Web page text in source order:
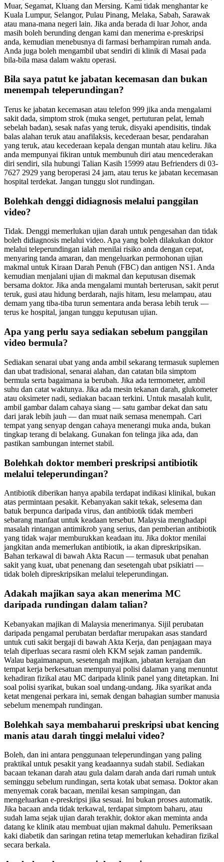
Muar, Segamat, Kluang dan Mersing. Kami tidak menghantar ke
Kuala Lumpur, Selangor, Pulau Pinang, Melaka, Sabah, Sarawak
atau mana-mana negeri lain. Jika anda berada di luar Johor, anda
masih boleh berunding dengan kami dan menerima e-preskripsi
anda, kemudian menebusnya di farmasi berhampiran rumah anda.
Anda juga boleh mengambil ubat sendiri di klinik di Masai pada
bila-bila masa dalam waktu operasi.
Bila saya patut ke jabatan kecemasan dan bukan
menempah teleperundingan?
Terus ke jabatan kecemasan atau telefon 999 jika anda mengalami
sakit dada, simptom strok (muka senget, pertuturan pelat, lemah
sebelah badan), sesak nafas yang teruk, disyaki apendisitis, tindak
balas alahan teruk atau anafilaksis, kecederaan besar, pendarahan
yang teruk, atau kecederaan kepala dengan muntah atau keliru. Jika
anda mempunyai fikiran untuk membunuh diri atau mencederakan
diri sendiri, sila hubungi Talian Kasih 15999 atau Befrienders di 03-
7627 2929 yang beroperasi 24 jam, atau terus ke jabatan kecemasan
hospital terdekat. Jangan tunggu slot rundingan.
Bolehkah denggi didiagnosis melalui panggilan
video?
Tidak. Denggi memerlukan ujian darah untuk pengesahan dan tidak
boleh didiagnosis melalui video. Apa yang boleh dilakukan doktor
melalui teleperundingan ialah menilai risiko anda dengan cepat,
menyaring tanda amaran, dan mengeluarkan permohonan ujian
makmal untuk Kiraan Darah Penuh (FBC) dan antigen NS1. Anda
kemudian menjalani ujian di makmal dan keputusan disemak
bersama doktor. Jika anda mengalami muntah berterusan, sakit perut
teruk, gusi atau hidung berdarah, najis hitam, lesu melampau, atau
demam yang tiba-tiba turun sementara anda berasa lebih teruk —
terus ke hospital, jangan tunggu keputusan ujian.
Apa yang perlu saya sediakan sebelum panggilan
video bermula?
Sediakan senarai ubat yang anda ambil sekarang termasuk suplemen
dan ubat tradisional, senarai alahan, dan catatan bila simptom
bermula serta bagaimana ia berubah. Jika ada termometer, ambil
suhu dan catat waktunya. Jika ada mesin tekanan darah, glukometer
atau oksimeter nadi, sediakan bacaan terkini. Untuk masalah kulit,
ambil gambar dalam cahaya siang — satu gambar dekat dan satu
dari jarak lebih jauh — dan muat naik semasa menempah. Cari
tempat yang senyap dengan cahaya menerangi muka anda, bukan
tingkap terang di belakang. Gunakan fon telinga jika ada, dan
pastikan sambungan internet stabil.
Bolehkah doktor memberi preskripsi antibiotik
melalui teleperundingan?
Antibiotik diberikan hanya apabila terdapat indikasi klinikal, bukan
atas permintaan pesakit. Kebanyakan sakit tekak, selesema dan
batuk berpunca daripada virus, dan antibiotik tidak memberi
sebarang manfaat untuk keadaan tersebut. Malaysia menghadapi
masalah rintangan antimikrob yang serius, dan pemberian antibiotik
yang tidak wajar memburukkan keadaan itu. Jika doktor menilai
jangkitan anda memerlukan antibiotik, ia akan dipreskripsikan.
Bahan terkawal di bawah Akta Racun — termasuk ubat penahan
sakit yang kuat, ubat penenang dan sesetengah ubat psikiatri —
tidak boleh dipreskripsikan melalui teleperundingan.
Adakah majikan saya akan menerima MC
daripada rundingan dalam talian?
Kebanyakan majikan di Malaysia menerimanya. Sijil perubatan
daripada pengamal perubatan berdaftar merupakan asas standard
untuk cuti sakit bergaji di bawah Akta Kerja, dan penjagaan maya
telah diperluas secara rasmi oleh KKM sejak zaman pandemik.
Walau bagaimanapun, sesetengah majikan, jabatan kerajaan dan
tempat kerja berkesatuan mempunyai polisi dalaman yang menuntut
kehadiran fizikal atau MC daripada klinik panel yang ditetapkan. Ini
soal polisi syarikat, bukan soal undang-undang. Jika syarikat anda
ketat mengenai perkara ini, semak dengan bahagian sumber manusia
sebelum menempah rundingan.
Bolehkah saya membaharui preskripsi ubat kencing
manis atau darah tinggi melalui video?
Boleh, dan ini antara penggunaan teleperundingan yang paling
praktikal untuk pesakit yang keadaannya sudah stabil. Sediakan
bacaan tekanan darah atau gula dalam darah anda dari rumah untuk
seminggu sebelum rundingan, serta kotak ubat semasa. Doktor akan
menyemak corak bacaan, menilai kesan sampingan, dan
mengeluarkan e-preskripsi jika sesuai. Ini bukan proses automatik.
Jika bacaan anda tidak terkawal, terdapat simptom baharu, atau
sudah lama sejak ujian darah terakhir, doktor akan meminta anda
datang ke klinik atau membuat ujian makmal dahulu. Pemeriksaan
kaki diabetik dan saringan retina tetap memerlukan kehadiran fizikal
secara berkala.